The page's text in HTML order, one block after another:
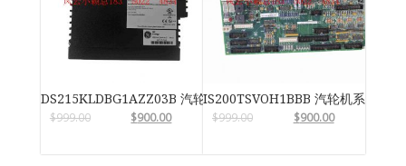
DS215KLDBG1AZZ03B 汽轮机系统卡件
$999.00 $900.00
IS200TSVOH1BBB 汽轮机系统卡件
$999.00 $900.00